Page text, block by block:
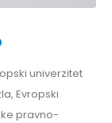
univerzitet
Evropski
pravno-